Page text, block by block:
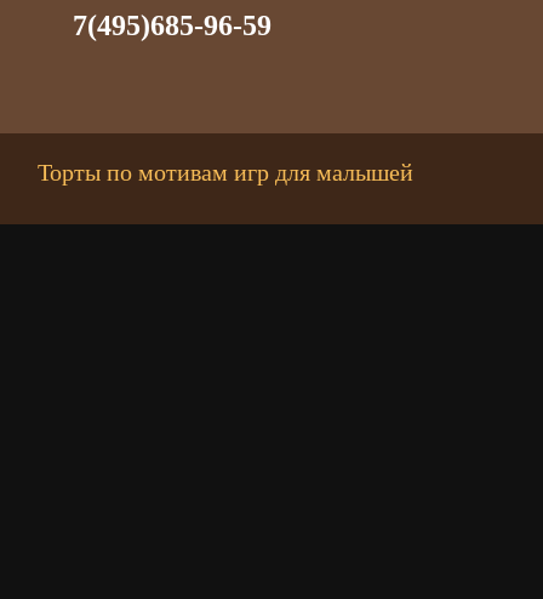
7(495)685-96-59
Торты по мотивам игр для малышей